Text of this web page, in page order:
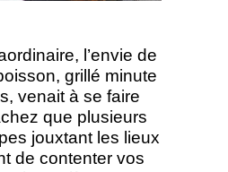
l’envie de
grillé minute
venait à se faire
que plusieurs
jouxtant les lieux
de contenter vos